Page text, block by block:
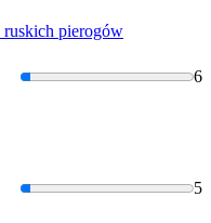
ruskich pierogów
6
5